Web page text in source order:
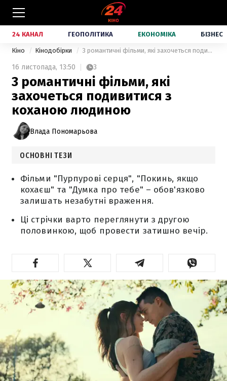
24 КАНАЛ ГЕОПОЛІТИКА ЕКОНОМІКА БІЗНЕС
Кіно Кінодобірки 3 романтичні фільми, які захочеться подивитися з коханою людиною
16 листопада, 13:50 3
3 романтичні фільми, які
захочеться подивитися з
коханою людиною
Влада Пономарьова
ОСНОВНІ ТЕЗИ
Фільми "Пурпурові серця", "Покинь, якщо
кохаєш" та "Думка про тебе" – обов'язково
залишать незабутні враження.
Ці стрічки варто переглянути з другою
половинкою, щоб провести затишно вечір.